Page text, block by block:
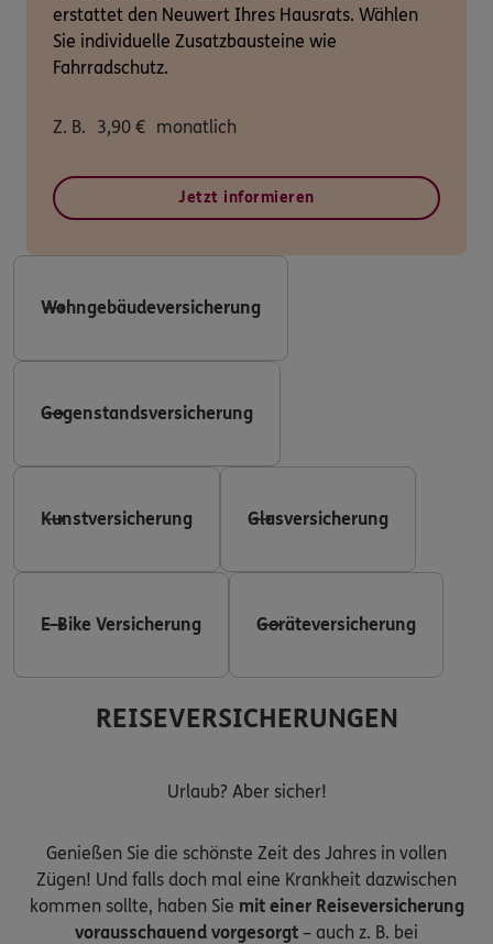
erstattet den Neuwert Ihres Hausrats. Wählen
Sie individuelle Zusatzbausteine wie
Fahrradschutz.
Z. B. 3,90 € monatlich
Jetzt informieren
Wohngebäudeversicherung
Gegenstandsversicherung
Kunstversicherung Glasversicherung
E-Bike Versicherung Geräteversicherung
REISEVERSICHERUNGEN
Urlaub? Aber sicher!
Genießen Sie die schönste Zeit des Jahres in vollen
Zügen! Und falls doch mal eine Krankheit dazwischen
kommen sollte, haben Sie mit einer Reiseversicherung
vorausschauend vorgesorgt – auch z. B. bei